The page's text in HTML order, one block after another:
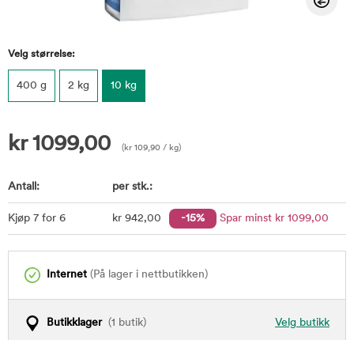
Velg størrelse:
400 g 2 kg 10 kg
kr1099,00 ( kr 109,90 / kg)
Antall: per stk.:
Kjøp 7 for 6 kr 942,00 -15% Spar minst kr 1099,00
Internet (På lager i nettbutikken)
Velg butikk
Butikklager(1 butik)